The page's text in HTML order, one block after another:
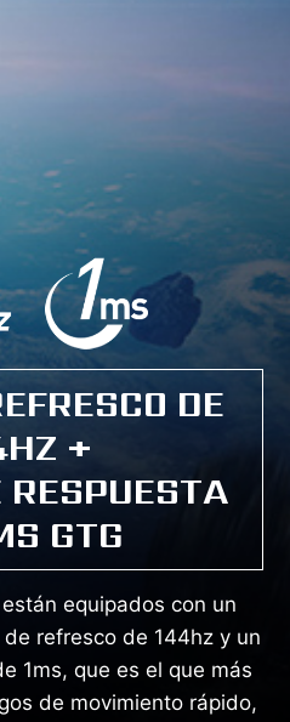
DE
+
GTG
equipados con un
refresco de 144hz y un
1ms, que es el que más
de movimiento rápido,